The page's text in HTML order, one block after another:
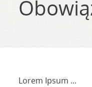
Lorem Ipsum ...